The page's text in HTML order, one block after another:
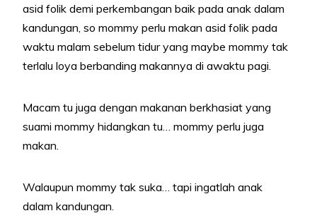
asid folik demi perkembangan baik pada anak dalam
kandungan, so mommy perlu makan asid folik pada
waktu malam sebelum tidur yang maybe mommy tak
terlalu loya berbanding makannya di awaktu pagi.
Macam tu juga dengan makanan berkhasiat yang
suami mommy hidangkan tu… mommy perlu juga
makan.
Walaupun mommy tak suka… tapi ingatlah anak
dalam kandungan.